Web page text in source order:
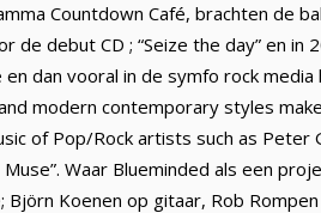
Countdown Café, brachten de
debut CD ; “Seize the day” en in
dan vooral in de symfo rock media
modern contemporary styles
of Pop/Rock artists such as Peter
Waar Blueminded als een
Koenen op gitaar, Rob